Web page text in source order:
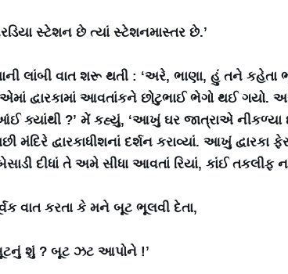
સ્ટેશન છે ત્યાં સ્ટેશનમાસ્તર છે.’
લાંબી વાત શરૂ થતી : ‘અરે, ભાણા, હું તને
એમાં દ્વારકામાં આવતાંકને છોટુભાઈ ભેગો થઈ
ક્યાંથી ?’ મેં કહ્યું, ‘આખું ઘર જાત્રાએ નીકળ્યા
મંદિરે દ્વારકાધીશનાં દર્શન કરાવ્યાં. આખું
દીધાં તે અમે સીધા આવતાં રિયાં, કાંઈ તકલીફ ન
વાત કરતા કે મને બૂટ ભૂલવી દેતા,
શું ? બૂટ ઝટ આપોને !’